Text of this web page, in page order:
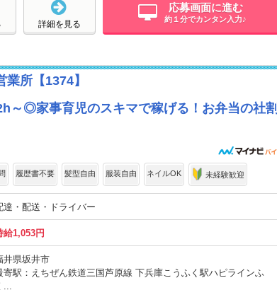
応募画面に進む
約１分でカンタン入力♪
詳細を見る
所【1374】
～◎家事育児のスキマで稼げる！お弁当の社割
履歴書不要 髪型自由 服装自由 ネイルOK 未経験歓迎
達・配送・ドライバー
給1,053円
井県坂井市
寄駅：えちぜん鉄道三国芦原線 下兵庫こうふく駅ハピラインふ
...